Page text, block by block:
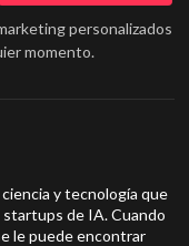
personalizados
momento.
y tecnología que
startups de IA. Cuando
le puede encontrar